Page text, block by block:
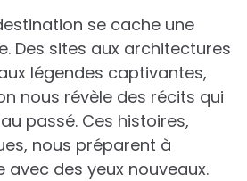
se cache une
Des sites aux architectures
légendes captivantes,
nous révèle des récits qui
passé. Ces histoires,
nous préparent à
avec des yeux nouveaux.